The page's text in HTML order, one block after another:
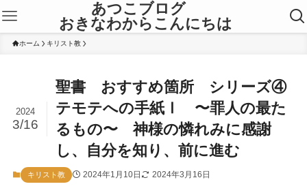
あつこブログ
おきなわからこんにちは
ホーム キリスト教
聖書 おすすめ箇所 シリーズ④
テモテへの手紙Ⅰ 〜罪人の最た
るもの〜 神様の憐れみに感謝
し、自分を知り、前に進む
2024
3/16
キリスト教 2024年1月10日 2024年3月16日